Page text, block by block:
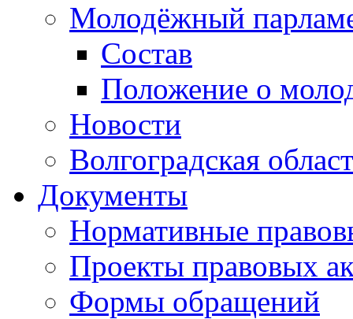
Молодёжный
Состав
Положение о
Новости
Волгоградская
Документы
Нормативные
Проекты правовых
Формы обращений